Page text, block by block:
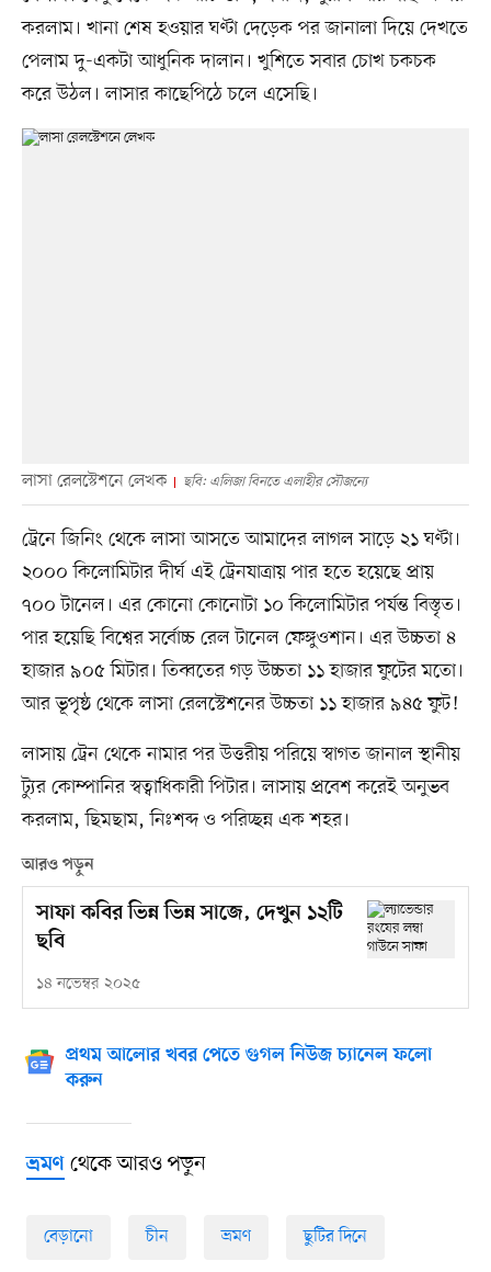
করলাম। খানা শেষ হওয়ার ঘণ্টা দেড়েক পর জানালা দিয়ে দেখতে
পেলাম দু-একটা আধুনিক দালান। খুশিতে সবার চোখ চকচক
করে উঠল। লাসার কাছেপিঠে চলে এসেছি।
লাসা রেলস্টেশনে লেখক ছবি: এলিজা বিনতে এলাহীর সৌজন্যে
ট্রেনে জিনিং থেকে লাসা আসতে আমাদের লাগল সাড়ে ২১ ঘণ্টা।
২০০০ কিলোমিটার দীর্ঘ এই ট্রেনযাত্রায় পার হতে হয়েছে প্রায়
৭০০ টানেল। এর কোনো কোনোটা ১০ কিলোমিটার পর্যন্ত বিস্তৃত।
পার হয়েছি বিশ্বের সর্বোচ্চ রেল টানেল ফেঙ্গুওশান। এর উচ্চতা ৪
হাজার ৯০৫ মিটার। তিব্বতের গড় উচ্চতা ১১ হাজার ফুটের মতো।
আর ভূপৃষ্ঠ থেকে লাসা রেলস্টেশনের উচ্চতা ১১ হাজার ৯৪৫ ফুট!
লাসায় ট্রেন থেকে নামার পর উত্তরীয় পরিয়ে স্বাগত জানাল স্থানীয়
ট্যুর কোম্পানির স্বত্বাধিকারী পিটার। লাসায় প্রবেশ করেই অনুভব
করলাম, ছিমছাম, নিঃশব্দ ও পরিচ্ছন্ন এক শহর।
আরও পড়ুন
সাফা কবির ভিন্ন ভিন্ন সাজে, দেখুন ১২টি
ছবি
১৪ নভেম্বর ২০২৫
প্রথম আলোর খবর পেতে গুগল নিউজ চ্যানেল ফলো
করুন
ভ্রমণথেকে আরও পড়ুন
বেড়ানো চীন ভ্রমণ ছুটির দিনে